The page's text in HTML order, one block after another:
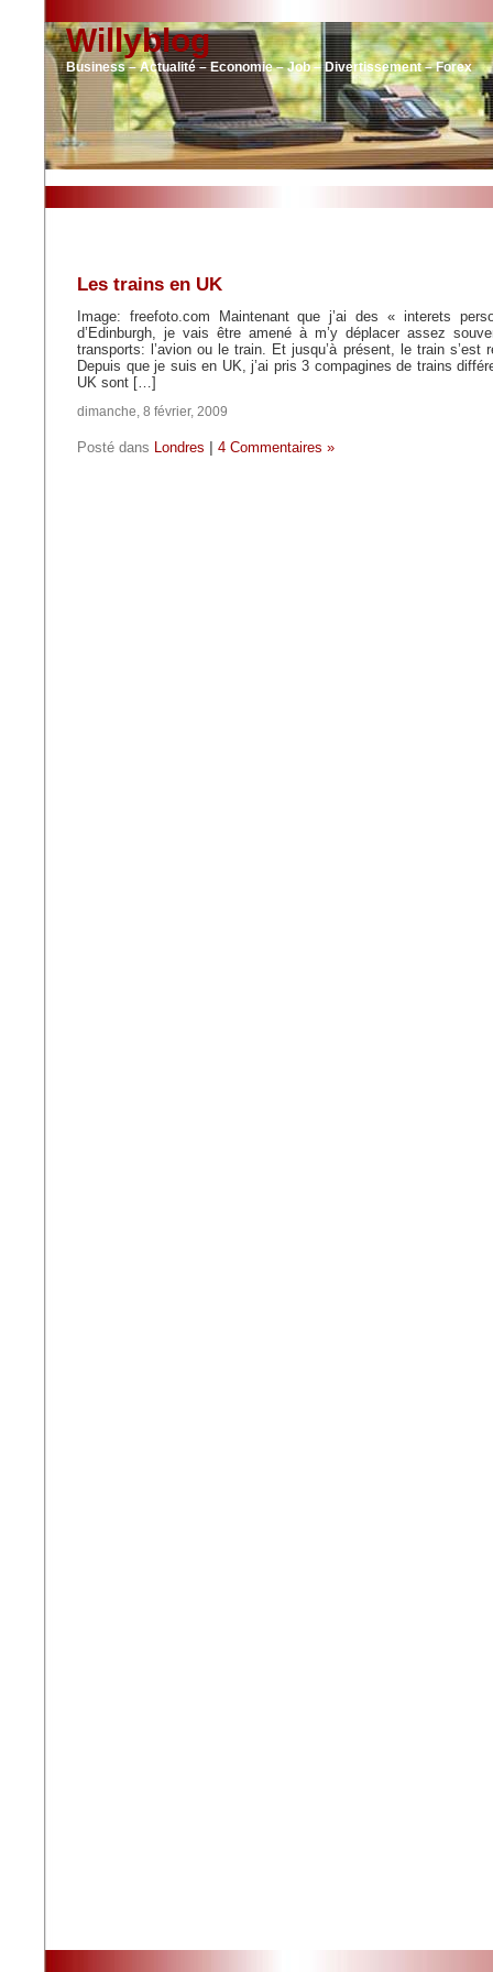
Willyblog
Business – Actualité – Economie – Job – Divertissement – Forex
Les trains en UK
Image: freefoto.com Maintenant que j’ai des « interets
d’Edinburgh, je vais être amené à m’y déplacer assez
transports: l’avion ou le train. Et jusqu’à présent, le train s’est
Depuis que je suis en UK, j’ai pris 3 compagines de trains
UK sont […]
dimanche, 8 février, 2009
Posté dans Londres 4 Commentaires »